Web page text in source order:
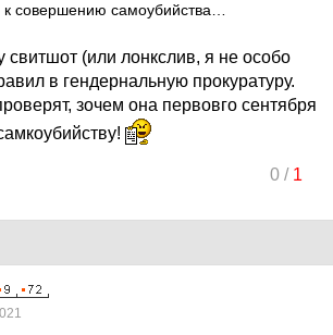
совершению самоубийства…
свитшот (или лонкслив, я не особо
в гендернальную прокуратуру.
зочем она первовго сентября
0/ 1